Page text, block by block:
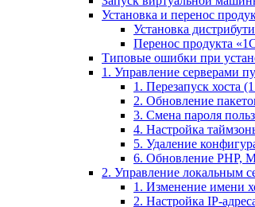
Установка и перенос
Установка
Перенос продукта
Типовые ошибки при
1. Управление серверами
1. Перезапуск хоста
2. Обновление
3. Смена пароля
4. Настройка
5. Удаление
6. Обновление PHP,
2. Управление локальным
1. Изменение имени
2. Настройка IP-